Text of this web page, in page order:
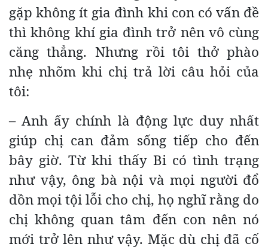
gặp không ít gia đình khi con có vấn đề
thì không khí gia đình trở nên vô cùng
căng thẳng. Nhưng rồi tôi thở phào
nhẹ nhõm khi chị trả lời câu hỏi của
tôi:
– Anh ấy chính là động lực duy nhất
giúp chị can đảm sống tiếp cho đến
bây giờ. Từ khi thấy Bi có tình trạng
như vậy, ông bà nội và mọi người đổ
dồn mọi tội lỗi cho chị, họ nghĩ rằng do
chị không quan tâm đến con nên nó
mới trở lên như vậy. Mặc dù chị đã cố